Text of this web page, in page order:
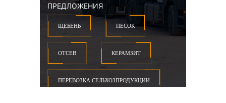
ПРЕДЛОЖЕНИЯ
ЩЕБЕНЬ ПЕСОК
ОТСЕВ КЕРАМЗИТ
ПЕРЕВОЗКА СЕЛЬХОЗПРОДУКЦИИ